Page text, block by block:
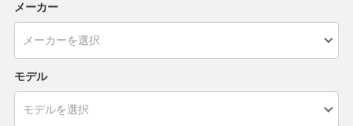
メーカー
モデル